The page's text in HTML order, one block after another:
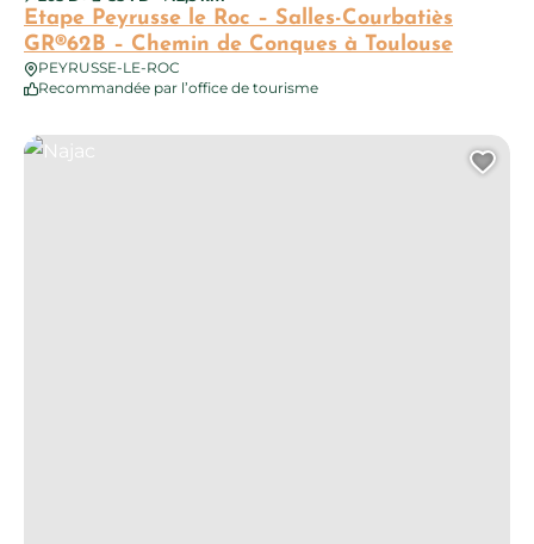
Etape Peyrusse le Roc – Salles-Courbatiès
GR®62B – Chemin de Conques à Toulouse
PEYRUSSE-LE-ROC
Recommandée par l’office de tourisme
Najac